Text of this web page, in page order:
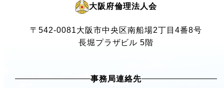
大阪府倫理法人会
〒542-0081大阪市中央区南船場2丁目4番8号
長堀プラザビル 5階
事務局連絡先